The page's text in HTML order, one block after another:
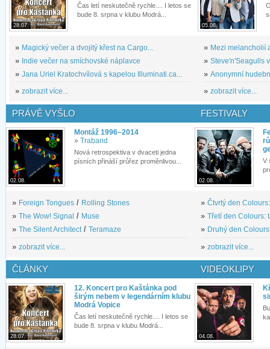
28.07.
Čas letí neskutečně rychle.... I letos se
bude 8. srpna v klubu Modrá...
» Magický večer a dvojitý křest na Cargo...
» Indie večer na smíchovské náplavce
» Jana Uriel Kratochvílová s kapelou Illuminati.ca...
» zobrazit více...
05.08.
» Mezi melancholií
» Steve'n'Seagulls
» Anonymní
» zobrazit více...
PRÁVĚ VYŠLO
02.08.
Montáž 1996–2014
» Traband
Nová retrospektiva v dvaceti jedna
písních přináší průřez proměnlivou...
» Foreign Tongues / Rolling Stones
» The Wow! Signal / Muse
» The Silent Architect/ Teramaze
» zobrazit více...
FESTIVALY
02.08.
V
» Čtvrtý den
» Třetí den Colours:
» Druhý den
» zobrazit více...
ČLÁNKY
28.07.
12. Koncert pro Kaštánka pod
širým nebem v legendárním klubu
Modrá Vopice
Čas letí neskutečně rychle.... I letos se
bude 8. srpna v klubu Modrá...
VIDEOKLIPY
04.08.